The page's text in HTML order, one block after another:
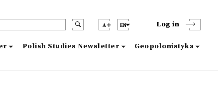
A EN Log in
Polish Studies Newsletter Geopolonistyka